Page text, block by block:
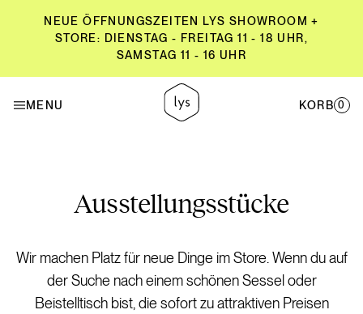
NEUE ÖFFNUNGSZEITEN LYS SHOWROOM +
STORE: DIENSTAG - FREITAG 11 - 18 UHR,
SAMSTAG 11 - 16 UHR
MENU KORB 0
STORE: DIENSTAG - FREITAG 11 - 18 UHR,
SAMSTAG 11 - 16 UHR
Ausstellungsstücke
Wir machen Platz für neue Dinge im Store. Wenn du auf
der Suche nach einem schönen Sessel oder
Beistelltisch bist, die sofort zu attraktiven Preisen